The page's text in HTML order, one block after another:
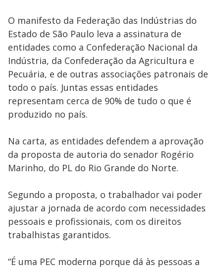
O manifesto da Federação das Indústrias do
Estado de São Paulo leva a assinatura de
entidades como a Confederação Nacional da
Indústria, da Confederação da Agricultura e
Pecuária, e de outras associações patronais de
todo o país. Juntas essas entidades
representam cerca de 90% de tudo o que é
produzido no país.
Na carta, as entidades defendem a aprovação
da proposta de autoria do senador Rogério
Marinho, do PL do Rio Grande do Norte.
Segundo a proposta, o trabalhador vai poder
ajustar a jornada de acordo com necessidades
pessoais e profissionais, com os direitos
trabalhistas garantidos.
“É uma PEC moderna porque dá às pessoas a